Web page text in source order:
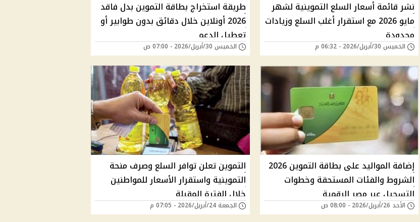
نشر قائمة أسعار السلع التموينية لشهر
مايو 2026 مع استقرار أغلب السلع وزيادات
محدودة
الخميس 30/أبريل/2026 - 06:32 م
طريقة استخراج بطاقة التموين بدل فاقد
2026 أونلاين خلال دقائق بدون طوابير أو
تعطيل الدعم
الخميس 30/أبريل/2026 - 07:00 ص
إضافة المواليد على بطاقة التموين 2026
الشروط والفئات المستحقة وخطوات
التسجيل عبر مصر الرقمية
الأحد 26/أبريل/2026 - 08:00 ص
التموين تعلن توافر السلع وصرف منحة
التموينية واستقرار الأسعار للمواطنين
خلال الفترة المقبلة
الجمعة 24/أبريل/2026 - 07:05 م